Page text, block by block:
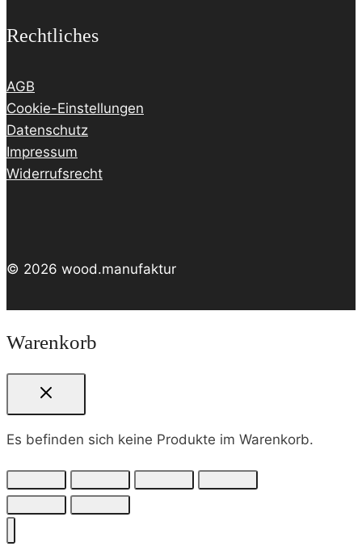
Rechtliches
AGB
Cookie-Einstellungen
Datenschutz
Impressum
Widerrufsrecht
© 2026 wood.manufaktur
Warenkorb
Es befinden sich keine Produkte im Warenkorb.